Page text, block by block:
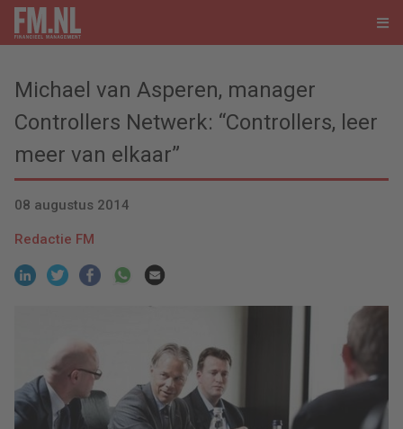
Michael van Asperen, manager
Controllers Netwerk: “Controllers, leer
meer van elkaar”
08 augustus 2014
Redactie FM